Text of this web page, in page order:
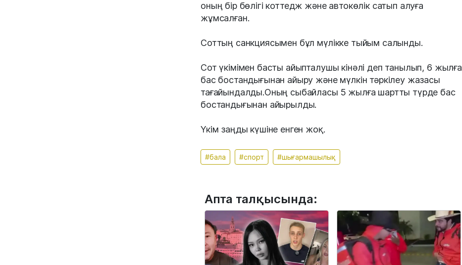
оның бір бөлігі коттедж және автокөлік сатып алуға
жұмсалған.
Соттың санкциясымен бұл мүлікке тыйым салынды.
Сот үкімімен басты айыпталушы кінәлі деп танылып, 6 жылға
бас бостандығынан айыру және мүлкін тәркілеу жазасы
тағайындалды.Оның сыбайласы 5 жылға шартты түрде бас
бостандығынан айырылды.
Үкім заңды күшіне енген жоқ.
#бала #спорт #шығармашылық
Апта талқысында: